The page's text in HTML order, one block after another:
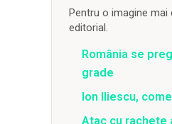
Pentru o imagine
editorial.
România se
grade
Ion Iliescu,
Atac cu rachete